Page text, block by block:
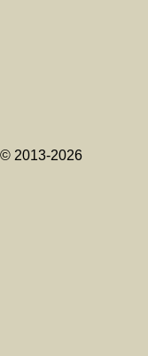
© 2013-2026